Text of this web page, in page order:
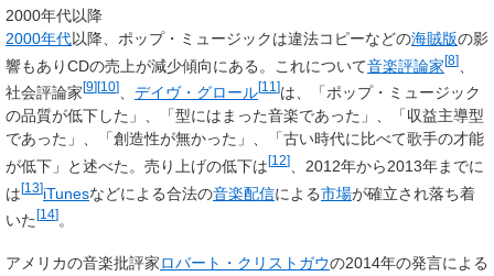
2000年代以降
2000年代以降、ポップ・ミュージックは違法コピーなどの海賊版の影
響もありCDの売上が減少傾向にある。これについて音楽評論家[8]
社会評論家[9][10] デイヴ・グロール[11 ]は、「ポップ・ミュージック
の品質が低下した」、「型にはまった音楽であった」、「収益主導型
であった」、「創造性が無かった」、「古い時代に比べて歌手の才能
が低下」と述べた。売り上げの低下は[12]
、2012年から2013年までに
は[13]iTunesなどによる合法の音楽配信による市場が確立され落ち着
いた [14] 。
アメリカの音楽批評家ロバート・クリストガウの2014年の発言による